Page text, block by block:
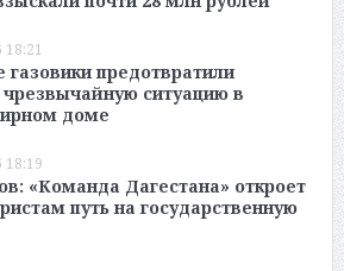
18:21
газовики предотвратили
ситуацию в
доме
18:19
«Команда Дагестана» откроет
путь на государственную